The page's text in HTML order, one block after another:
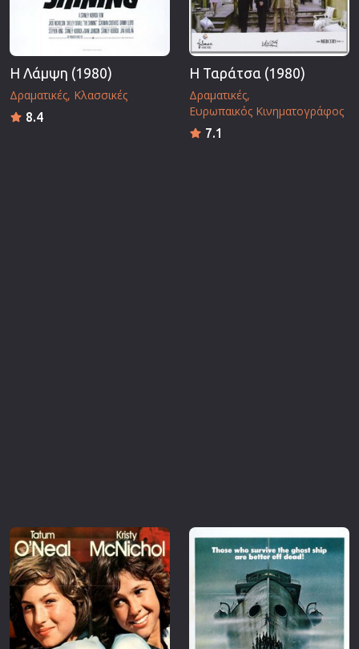
Η Λάμψη (1980)
Δραματικές Κλασσικές
8.4
Η Ταράτσα (1980)
Δραματικές
Ευρωπαικός Κινηματογράφος
7.1